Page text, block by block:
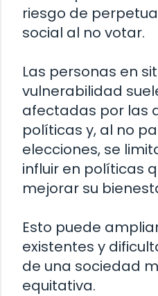
riesgo de
social al no votar.
Las personas en
vulnerabilidad
afectadas por las
políticas y, al no
elecciones, se
influir en políticas
mejorar su
Esto puede
existentes y
de una sociedad
equitativa.